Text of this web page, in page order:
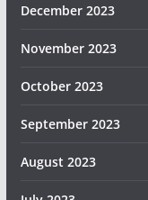
December 2023
November 2023
October 2023
September 2023
August 2023